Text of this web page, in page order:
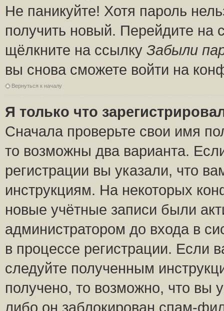
Не паникуйте! Хотя пароль
получить новый. Перейдите на
щёлкните на ссылку Забыли
вы снова сможете войти на
Вернуться к началу
Я только что
Сначала проверьте свои имя
то возможны два варианта.
регистрации вы указали, что
инструкциям. На некоторых
новые учётные записи были
администратором до входа в
в процессе регистрации.
следуйте полученным
получено, то возможно, что вы
либо он заблокирован спам-